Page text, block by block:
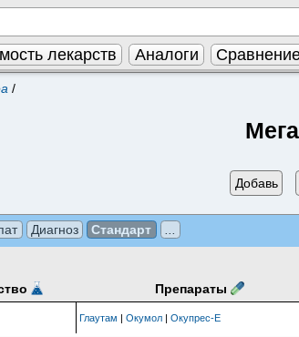
лекарств Аналоги
/
Добавь
Диагноз Стандарт
Препараты
Глаутам |Окумол |Окупрес-Е